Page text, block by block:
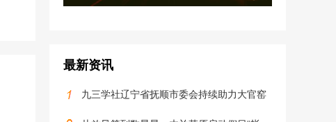
最新资讯
九三学社辽宁省抚顺市委会持续助力大官窑